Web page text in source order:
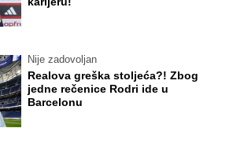
Nije zadovoljan
Realova greška stoljeća?! Zbog
jedne rečenice Rodri ide u
Barcelonu